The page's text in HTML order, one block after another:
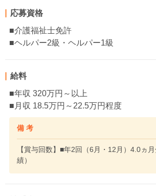
応募資格
■介護福祉士免許
■ヘルパー2級・ヘルパー1級
給料
■年収 320万円～以上
■月収 18.5万円～22.5万円程度
備 考
【賞与回数】■年2回（6月・12月）4.0ヵ
績）